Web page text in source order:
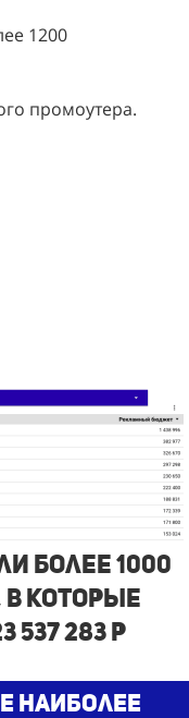
1200
промоутера.
более 1000
которые
283 р
наиболее